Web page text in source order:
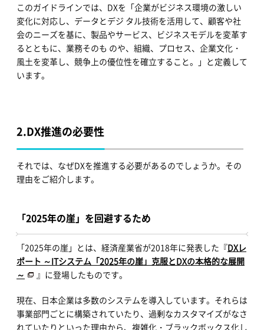
このガイドラインでは、DXを「企業がビジネス環境の激しい
変化に対応し、データとデジ タル技術を活用して、顧客や社
会のニーズを基に、製品やサービス、ビジネスモデルを変革す
るとともに、業務そのも のや、組織、プロセス、企業文化・
風土を変革し、競争上の優位性を確立すること。」と定義して
います。
2.DX推進の必要性
それでは、なぜDXを推進する必要があるのでしょうか。その
理由をご紹介します。
「2025年の崖」を回避するため
「2025年の崖」とは、経済産業省が2018年に発表した『DXレ
ポート ～ITシステム「2025年の崖」克服とDXの本格的な展開
～
』に登場したものです。
現在、日本企業は多数のシステムを導入しています。それらは
事業部門ごとに構築されていたり、過剰なカスタマイズがなさ
れていたりといった理由から、複雑化・ブラックボックス化し